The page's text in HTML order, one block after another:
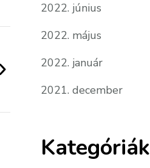
2022. június
2022. május
2022. január
2021. december
Kategóriák